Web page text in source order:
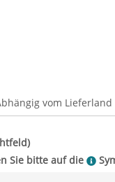
vom Lieferland